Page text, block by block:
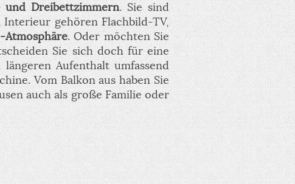
und Dreibettzimmern. Sie sind
gehören Flachbild-TV,
. Oder möchten Sie
Sie sich doch für eine
Aufenthalt umfassend
Vom Balkon aus haben Sie
auch als große Familie oder